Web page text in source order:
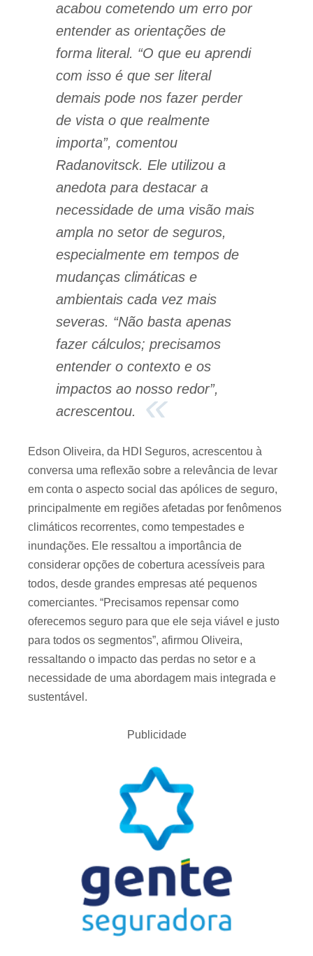
acabou cometendo um erro por
entender as orientações de
forma literal. “O que eu aprendi
com isso é que ser literal
demais pode nos fazer perder
de vista o que realmente
importa”, comentou
Radanovitsck. Ele utilizou a
anedota para destacar a
necessidade de uma visão mais
ampla no setor de seguros,
especialmente em tempos de
mudanças climáticas e
ambientais cada vez mais
severas. “Não basta apenas
fazer cálculos; precisamos
entender o contexto e os
impactos ao nosso redor”,
acrescentou.
Edson Oliveira, da HDI Seguros, acrescentou à
conversa uma reflexão sobre a relevância de levar
em conta o aspecto social das apólices de seguro,
principalmente em regiões afetadas por fenômenos
climáticos recorrentes, como tempestades e
inundações. Ele ressaltou a importância de
considerar opções de cobertura acessíveis para
todos, desde grandes empresas até pequenos
comerciantes. “Precisamos repensar como
oferecemos seguro para que ele seja viável e justo
para todos os segmentos”, afirmou Oliveira,
ressaltando o impacto das perdas no setor e a
necessidade de uma abordagem mais integrada e
sustentável.
Publicidade